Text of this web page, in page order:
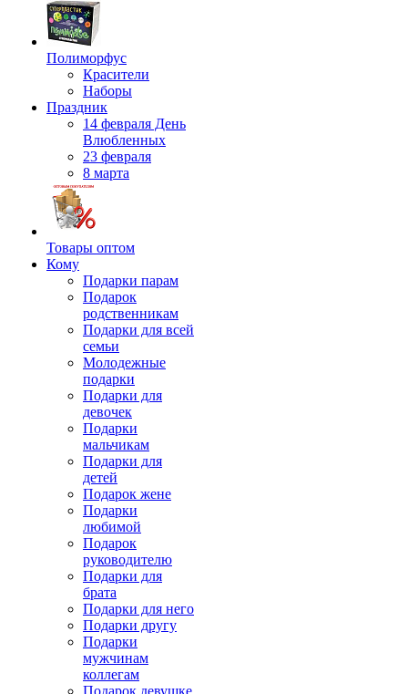
Полиморфус
Красители
Наборы
Праздник
14 февраля День
Влюбленных
23 февраля
8 марта
Товары оптом
Кому
Подарки парам
Подарок
родственникам
Подарки для всей
семьи
Молодежные
подарки
Подарки для
девочек
Подарки
мальчикам
Подарки для
детей
Подарок жене
Подарки
любимой
Подарок
руководителю
Подарки для
брата
Подарки для него
Подарки другу
Подарки
мужчинам
коллегам
Подарок девушке